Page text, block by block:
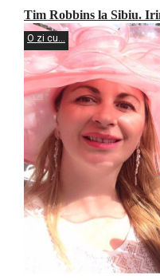
Tim Robbins la Sibiu.
O zi cu...